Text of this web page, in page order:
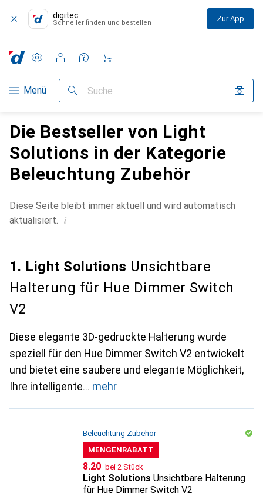
digitec
Schneller finden und bestellen Zur App
Navigation nach Kategorien
Menü Suche
Einstellungen
Kundenkonto
Vergleichslisten
Merklisten
Warenkorb
Die Bestseller von Light
Solutions in der Kategorie
Beleuchtung Zubehör
Diese Seite bleibt immer aktuell und wird automatisch
aktualisiert. i
1. Light Solutions Unsichtbare
Halterung für Hue Dimmer Switch
V2
Diese elegante 3D-gedruckte Halterung wurde
speziell für den Hue Dimmer Switch V2 entwickelt
und bietet eine saubere und elegante Möglichkeit,
Ihre intelligente
mehr
Beleuchtung Zubehör
MENGENRABATT
CHF
8.20 bei 2 Stück
Light Solutions Unsichtbare Halterung
für Hue Dimmer Switch V2